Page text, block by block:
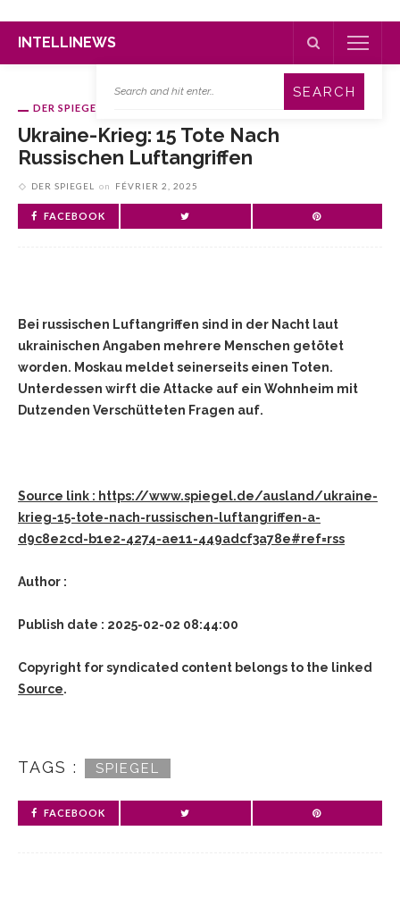
INTELLINEWS
DER SPIEGEL
Ukraine-Krieg: 15 Tote Nach
Russischen Luftangriffen
DER SPIEGEL on FÉVRIER 2, 2025
FACEBOOK
Bei russischen Luftangriffen sind in der Nacht laut
ukrainischen Angaben mehrere Menschen getötet
worden. Moskau meldet seinerseits einen Toten.
Unterdessen wirft die Attacke auf ein Wohnheim mit
Dutzenden Verschütteten Fragen auf.
Source link : https://www.spiegel.de/ausland/ukraine-
krieg-15-tote-nach-russischen-luftangriffen-a-
d9c8e2cd-b1e2-4274-ae11-449adcf3a78e#ref=rss
Author :
Publish date : 2025-02-02 08:44:00
Copyright for syndicated content belongs to the linked
Source.
TAGS : SPIEGEL
FACEBOOK